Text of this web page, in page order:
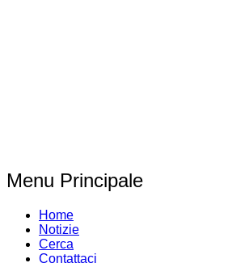
Menu Principale
Home
Notizie
Cerca
Contattaci